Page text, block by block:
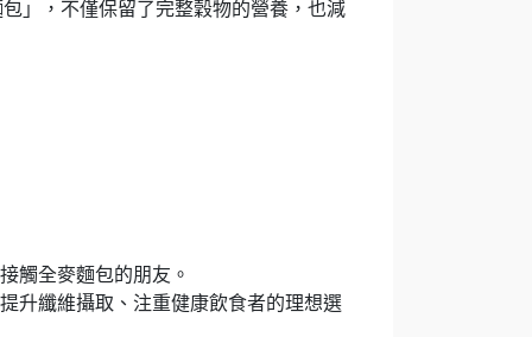
」，不僅保留了完整穀物的營養，也減
觸全麥麵包的朋友。
升纖維攝取、注重健康飲食者的理想選